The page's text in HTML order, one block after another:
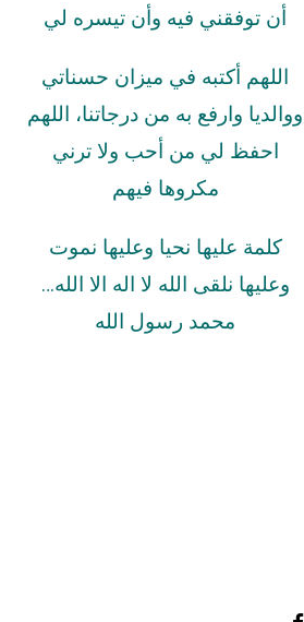
أن توفقني فيه وأن تيسره لي
اللهم أكتبه في ميزان حسناتي
ووالديا وارفع به من درجاتنا، اللهم
احفظ لي من أحب ولا ترني
مكروها فيهم
كلمة عليها نحيا وعليها نموت
وعليها نلقى الله لا اله الا الله…
محمد رسول الله